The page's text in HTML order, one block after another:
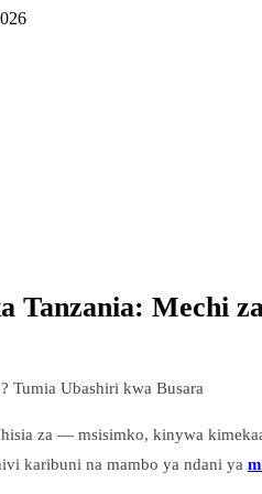
Tanzania: Mechi
Tumia Ubashiri kwa Busara
za — msisimko, kinywa
karibuni na mambo ya ndani ya